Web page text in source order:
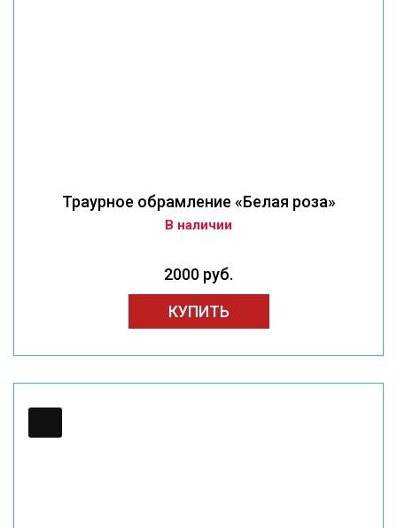
Траурное обрамление «Белая роза»
В наличии
2000 руб.
КУПИТЬ